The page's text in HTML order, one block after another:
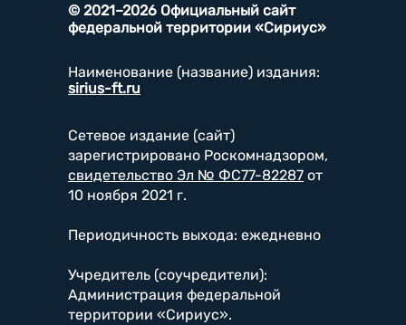
© 2021–2026 Официальный сайт
федеральной территории «Сириус»
Наименование (название) издания:
sirius-ft.ru
Сетевое издание (сайт)
зарегистрировано Роскомнадзором,
свидетельство Эл № ФС77-82287 от
10 ноября 2021 г.
Периодичность выхода: ежедневно
Учредитель (соучредители):
Администрация федеральной
территории «Сириус».